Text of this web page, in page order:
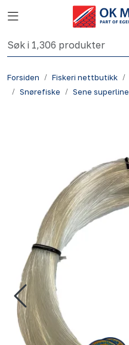
Skip to main content
Toggle navigation
Forsiden Fiskeri nettbutikk
Snørefiske
Sene superline
Fiskeri nettbutikk
Havbruk